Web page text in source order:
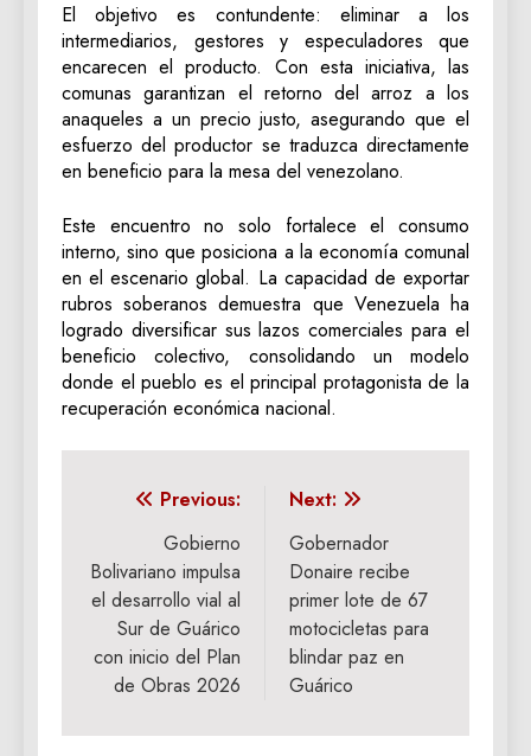
‎El objetivo es contundente: eliminar a los
intermediarios, gestores y especuladores que
encarecen el producto. Con esta iniciativa, las
comunas garantizan el retorno del arroz a los
anaqueles a un precio justo, asegurando que el
esfuerzo del productor se traduzca directamente
en beneficio para la mesa del venezolano.
‎Este encuentro no solo fortalece el consumo
interno, sino que posiciona a la economía comunal
en el escenario global. La capacidad de exportar
rubros soberanos demuestra que Venezuela ha
logrado diversificar sus lazos comerciales para el
beneficio colectivo, consolidando un modelo
donde el pueblo es el principal protagonista de la
recuperación económica nacional.
Navegación
entradas
Previous:
Gobierno
Bolivariano impulsa
el desarrollo vial al
Sur de Guárico
con inicio del Plan
de Obras 2026
Next:
Gobernador
Donaire recibe
primer lote de 67
motocicletas para
blindar paz en
Guárico